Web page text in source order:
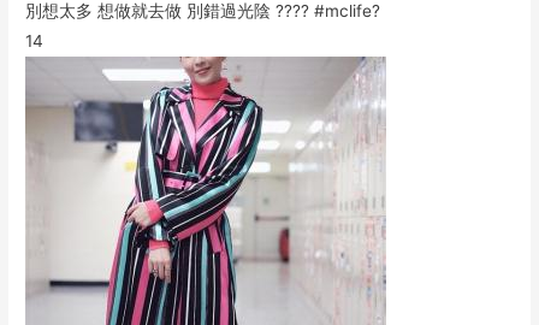
別想太多 想做就去做 別錯過光陰 ???? #mclife?
14